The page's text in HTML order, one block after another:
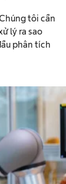
tôi cần
lý ra sao
phân tích